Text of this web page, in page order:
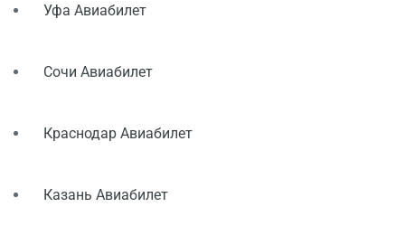
Уфа Авиабилет
Сочи Авиабилет
Краснодар Авиабилет
Казань Авиабилет